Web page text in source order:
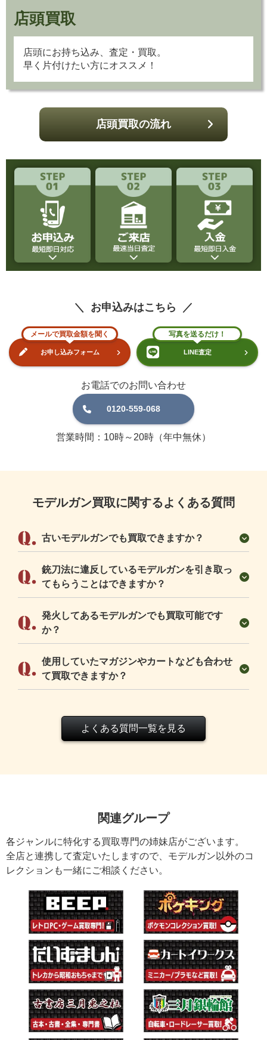
店頭買取
早く片付けたい方にオススメ！
メールで買取金額を聞く
お申し込みフォーム
写真を送るだけ！
LINE査定
営業時間：10時～20時（年中無休）
モデルガン買取に関するよくある質問
てもらうことはできますか？
か？
て買取できますか？
よくある質問一覧を見る
関連グループ
全店と連携して査定いたしますので、モデルガン以外のコ
レクションも一緒にご相談ください。